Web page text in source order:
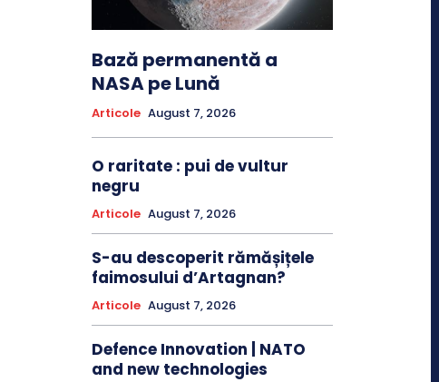
Bază permanentă a
NASA pe Lună
Articole August 7, 2026
O raritate : pui de vultur
negru
Articole August 7, 2026
S-au descoperit rămășițele
faimosului d’Artagnan?
Articole August 7, 2026
Defence Innovation | NATO
and new technologies